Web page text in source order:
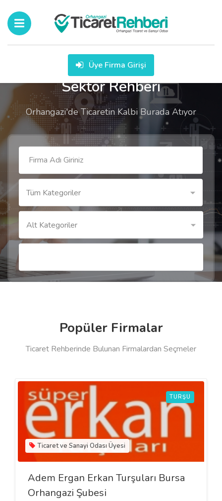
Üye Firma Girişi
Sektör Rehberi
Orhangazi'de Ticaretin Kalbi Burada Atıyor
Tüm Kategoriler
Alt Kategoriler
Popüler Firmalar
Ticaret Rehberinde Bulunan Firmalardan Seçmeler
TURŞU
Ticaret ve Sanayi Odası Üyesi
Adem Ergan Erkan Turşuları Bursa
Orhangazi Şubesi